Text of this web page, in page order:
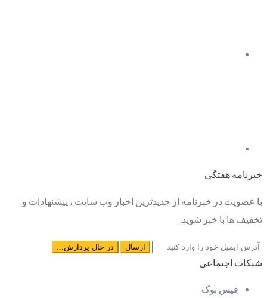
خبرنامه هفتگی
با عضویت در خبرنامه از جدیدترین اخبار وب سایت ، پیشنهادات و
تخفیف ها با خبر شوید.
شبکات اجتماعی
فیس بوک